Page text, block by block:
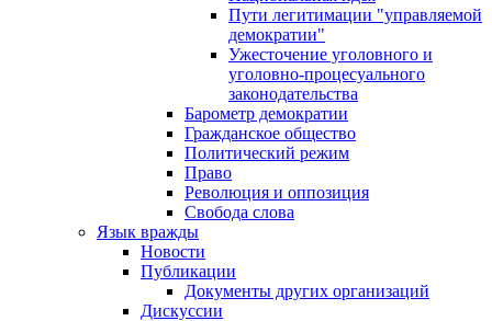
Пути легитимации "управляемой
демократии"
Ужесточение уголовного и
уголовно-процесуального
законодательства
Барометр демократии
Гражданское общество
Политический режим
Право
Революция и оппозиция
Свобода слова
Язык вражды
Новости
Публикации
Документы других организаций
Дискуссии